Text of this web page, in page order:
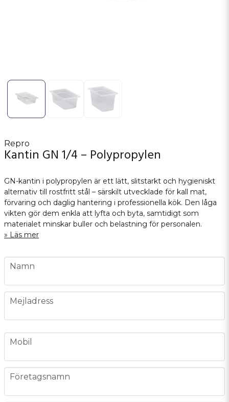
Repro
Kantin GN 1/4 – Polypropylen
GN-kantin i polypropylen är ett lätt, slitstarkt och hygieniskt
alternativ till rostfritt stål – särskilt utvecklade för kall mat,
förvaring och daglig hantering i professionella kök. Den låga
vikten gör dem enkla att lyfta och byta, samtidigt som
materialet minskar buller och belastning för personalen.
Läs mer
name
Namn
email
Mejladress
phone
Mobil
company
Företagsnamn